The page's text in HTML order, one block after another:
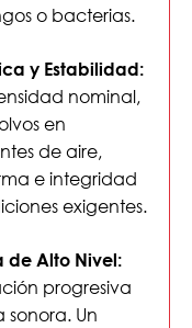
o bacterias.
y Estabilidad:
nominal,
en
de aire,
e integridad
exigentes.
de Alto Nivel:
progresiva
Un